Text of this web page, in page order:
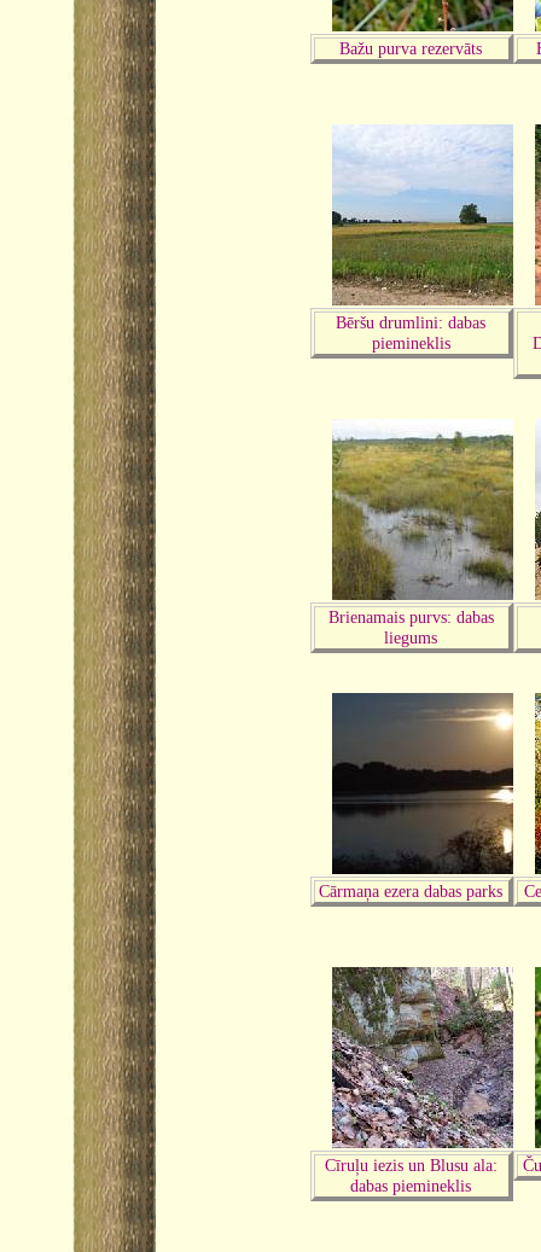
Bažu purva rezervāts
Bēršu drumlini: dabas
piemineklis
Brienamais purvs: dabas
liegums
Cārmaņa ezera dabas parks
Cīruļu iezis un Blusu ala:
dabas piemineklis